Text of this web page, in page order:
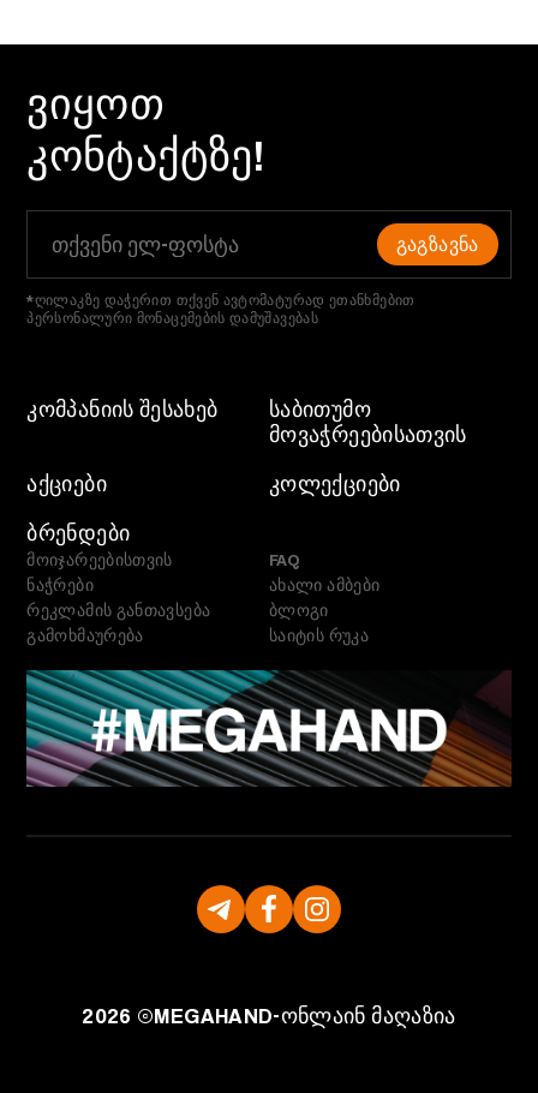
ᲕᲘᲧᲝᲗ
ᲙᲝᲜᲢᲐᲥᲢᲖᲔ!
ᲒᲐᲒᲖᲐᲕᲜᲐ
*ღილაკზე დაჭერით თქვენ ავტომატურად ეთანხმებით
პერსონალური მონაცემების დამუშავებას
ᲙᲝᲛᲞᲐᲜᲘᲘᲡ ᲨᲔᲡᲐᲮᲔᲑ
ᲡᲐᲑᲘᲗᲣᲛᲝ
ᲛᲝᲕᲐᲭᲠᲔᲔᲑᲘᲡᲐᲗᲕᲘᲡ
ᲐᲥᲪᲘᲔᲑᲘ
ᲙᲝᲚᲔᲥᲪᲘᲔᲑᲘ
ᲑᲠᲔᲜᲓᲔᲑᲘ
მოიჯარეებისთვის
ნაჭრები
რეკლამის განთავსება
გამოხმაურება
FAQ
ახალი ამბები
ბლოგი
საიტის რუკა
2026 ©MEGAHAND-ონლაინ მაღაზია